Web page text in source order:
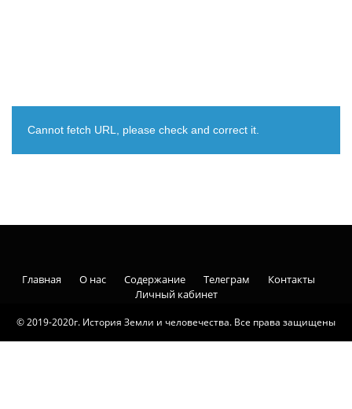
Cannot fetch URL, please check and correct it.
© 2019-2020г. История Земли и человечества. Все права защищены
Главная О нас Содержание Телеграм
Контакты
Личный кабинет